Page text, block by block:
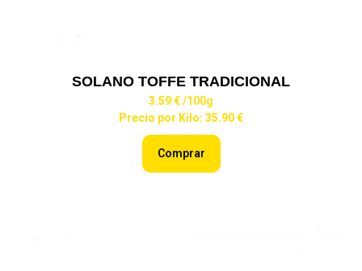
SOLANO TOFFE TRADICIONAL
3.59 €/100g
Precio por Kilo: 35.90 €
Comprar